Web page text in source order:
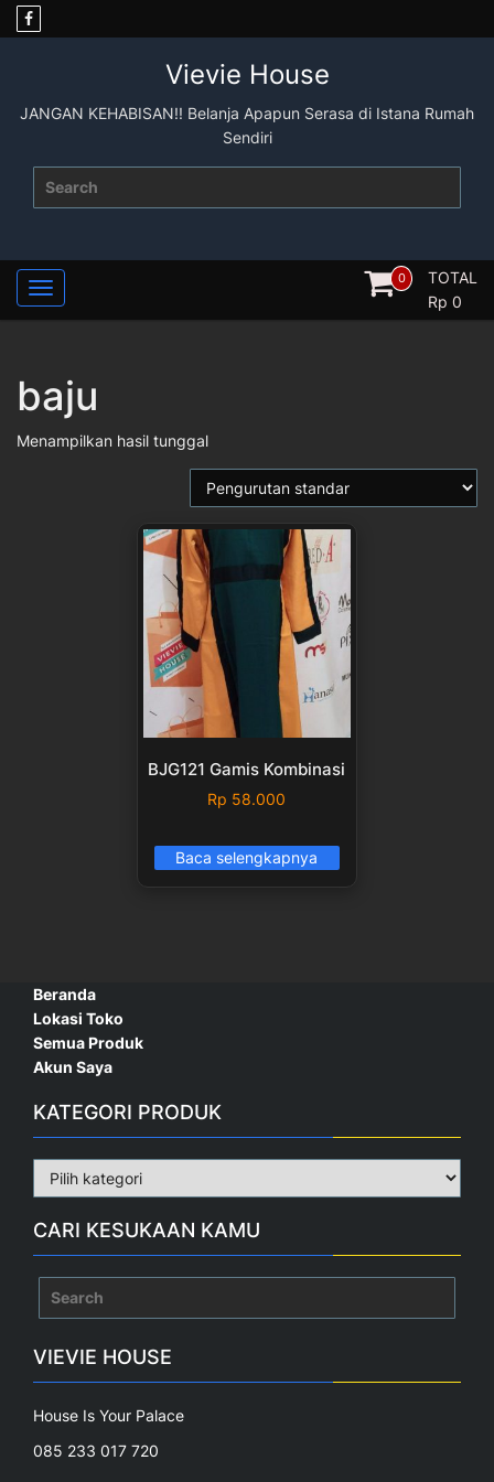
Skip
to
Vievie House
JANGAN KEHABISAN!! Belanja Apapun Serasa di Istana Rumah
Sendiri
0
TOTAL
Rp 0
baju
Menampilkan hasil tunggal
BJG121 Gamis Kombinasi
Rp 58.000
Baca selengkapnya
Beranda
Lokasi Toko
Semua Produk
Akun Saya
KATEGORI PRODUK
CARI KESUKAAN KAMU
VIEVIE HOUSE
House Is Your Palace
085 233 017 720